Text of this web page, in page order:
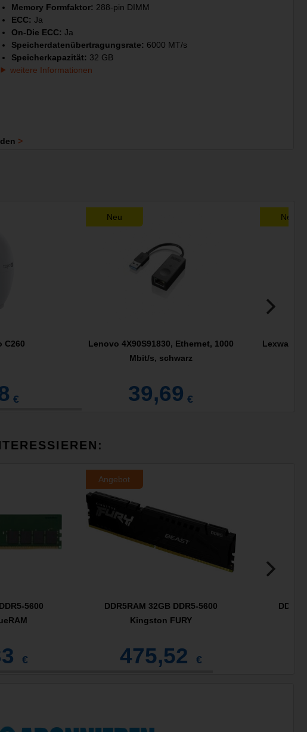
Memory Formfaktor: 288-pin DIMM
ECC: Ja
On-Die ECC: Ja
Speicherdatenübertragungsrate: 6000 MT/s
Speicherkapazität: 32 GB
weitere Informationen
C260
€
Neu
Lenovo 4X90S91830, Ethernet, 1000
Mbit/s, schwarz
39,69 €
Neu
Lexware
5600
€
Angebot
DDR5RAM 32GB DDR5-5600
Kingston FURY
475,52 €